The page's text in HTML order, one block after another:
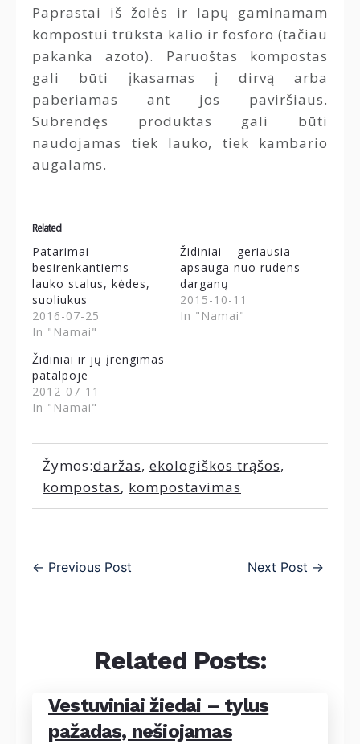
Paprastai iš žolės ir lapų gaminamam
kompostui trūksta kalio ir fosforo (tačiau
pakanka azoto). Paruoštas kompostas
gali būti įkasamas į dirvą arba
paberiamas ant jos paviršiaus.
Subrendęs produktas gali būti
naudojamas tiek lauko, tiek kambario
augalams.
Related
Patarimai
besirenkantiems
lauko stalus, kėdes,
suoliukus
2016-07-25
In "Namai"
Židiniai – geriausia
apsauga nuo rudens
darganų
2015-10-11
In "Namai"
Židiniai ir jų įrengimas
patalpoje
2012-07-11
In "Namai"
Žymos:daržas, ekologiškos trąšos,
kompostas, kompostavimas
← Previous Post Next Post →
Related Posts:
Vestuviniai žiedai – tylus
pažadas, nešiojamas